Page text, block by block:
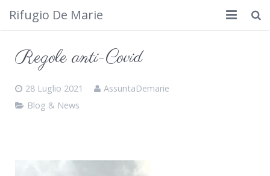
Rifugio De Marie
Dove siamo
Rifugio
Regole anti-Covid
28 Luglio 2021
AssuntaDemarie
Blog & News